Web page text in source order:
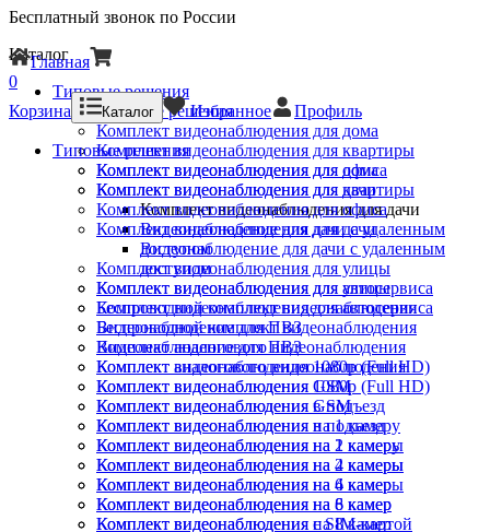
Бесплатный звонок по России
Каталог
Типовые решения
Типовые решения
Комплект видеонаблюдения для дома
Комплект видеонаблюдения для квартиры
Комплект видеонаблюдения для офиса
Комплект видеонаблюдения для дачи
Комплект видеонаблюдения для дачи
Видеонаблюдение для дачи с удаленным
доступом
Комплект видеонаблюдения для улицы
Комплект видеонаблюдения для автосервиса
Беспроводной комплект видеонаблюдения
Видеонаблюдение для ПВЗ
Комплект аналогового видеонаблюдения
Комплект видеонаблюдения 1080p (Full HD)
Комплект видеонаблюдения GSM
Комплект видеонаблюдения в подъезд
Комплект видеонаблюдения на 1 камеру
Комплект видеонаблюдения на 2 камеры
Комплект видеонаблюдения на 4 камеры
Комплект видеонаблюдения на 6 камер
Комплект видеонаблюдения на 8 камер
Комплект видеонаблюдения с SIM-картой
Главная
0
Корзина
Каталог Избранное Профиль
Типовые решения
Комплект видеонаблюдения для дома
Комплект видеонаблюдения для квартиры
Комплект видеонаблюдения для офиса
Комплект видеонаблюдения для дачи
Видеонаблюдение для дачи с удаленным
доступом
Комплект видеонаблюдения для улицы
Комплект видеонаблюдения для автосервиса
Беспроводной комплект видеонаблюдения
Видеонаблюдение для ПВЗ
Комплект аналогового видеонаблюдения
Комплект видеонаблюдения 1080p (Full HD)
Комплект видеонаблюдения GSM
Комплект видеонаблюдения в подъезд
Комплект видеонаблюдения на 1 камеру
Комплект видеонаблюдения на 2 камеры
Комплект видеонаблюдения на 4 камеры
Комплект видеонаблюдения на 6 камер
Комплект видеонаблюдения на 8 камер